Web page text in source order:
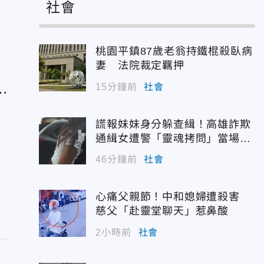
社會
桃園平鎮87歲老翁持鐵棍殺臥病
妻 法院裁定羈押
15分鐘前 社會
謊報妹妹身分躲查緝！高雄詐欺
通緝女遭警「靈魂拷問」當場認
46分鐘前 社會
心痛父親節！中和媳婦遭殺害
慈父「赴靈堂聊天」惹鼻酸
2小時前 社會